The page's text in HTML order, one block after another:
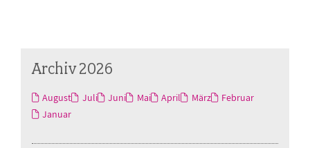
Archiv 2026
August Juli Juni Mai April März
Februar
Januar